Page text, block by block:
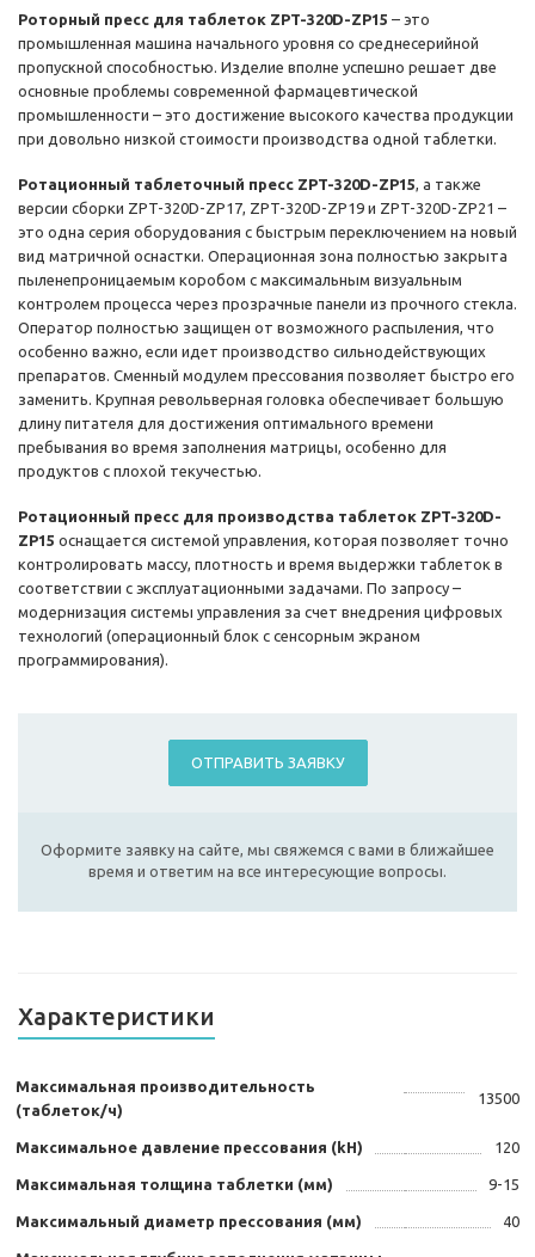
Роторный пресс для таблеток ZPT-320D-ZP15 – это
промышленная машина начального уровня со среднесерийной
пропускной способностью. Изделие вполне успешно решает две
основные проблемы современной фармацевтической
промышленности – это достижение высокого качества продукции
при довольно низкой стоимости производства одной таблетки.
Ротационный таблеточный пресс ZPT-320D-ZP15, а также
версии сборки ZPT-320D-ZP17, ZPT-320D-ZP19 и ZPT-320D-ZP21 –
это одна серия оборудования с быстрым переключением на новый
вид матричной оснастки. Операционная зона полностью закрыта
пыленепроницаемым коробом с максимальным визуальным
контролем процесса через прозрачные панели из прочного стекла.
Оператор полностью защищен от возможного распыления, что
особенно важно, если идет производство сильнодействующих
препаратов. Сменный модулем прессования позволяет быстро его
заменить. Крупная револьверная головка обеспечивает большую
длину питателя для достижения оптимального времени
пребывания во время заполнения матрицы, особенно для
продуктов с плохой текучестью.
Ротационный пресс для производства таблеток ZPT-320D-
ZP15 оснащается системой управления, которая позволяет точно
контролировать массу, плотность и время выдержки таблеток в
соответствии с эксплуатационными задачами. По запросу –
модернизация системы управления за счет внедрения цифровых
технологий (операционный блок с сенсорным экраном
программирования).
ОТПРАВИТЬ ЗАЯВКУ
Оформите заявку на сайте, мы свяжемся с вами в ближайшее
время и ответим на все интересующие вопросы.
Характеристики
Максимальная производительность
(таблеток/ч)
13500
Максимальное давление прессования (kH) 120
Максимальная толщина таблетки (мм) 9-15
Максимальный диаметр прессования (мм) 40